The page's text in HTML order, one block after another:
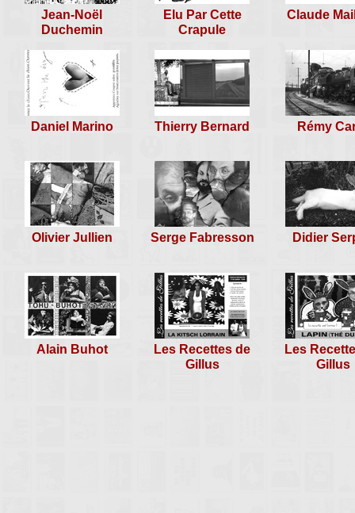
Jean-Noël
Duchemin
Elu Par Cette
Crapule
Claude
Daniel Marino Thierry Bernard Rémy
Olivier Jullien Serge Fabresson Didier
Alain Buhot
Les Recettes de
Gillus
Les
Gillus